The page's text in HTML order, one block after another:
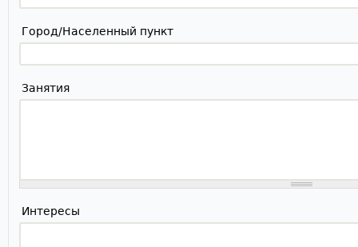
Город/Населенный пункт
Занятия
Интересы